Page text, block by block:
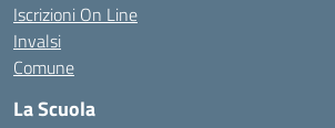
Iscrizioni On Line
Invalsi
Comune
La Scuola